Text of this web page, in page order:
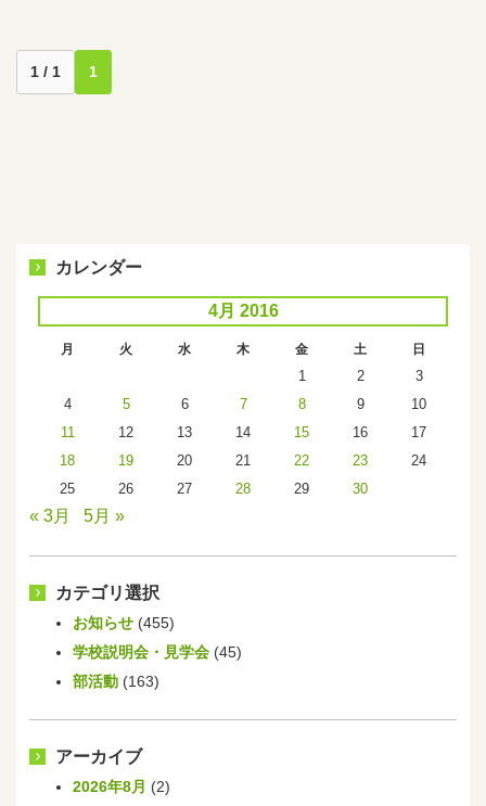
1 / 1 1
カレンダー
4月 2016
月 火 水 木 金 土 日
1 2
3
4
5 6 7 8 9
10
11
12 13 14 15 16
17
18
19 20 21 22 23
24
25
26 27 28 29 30
« 3月 5月 »
カテゴリ選択
お知らせ (455)
学校説明会・見学会 (45)
部活動 (163)
アーカイブ
2026年8月 (2)